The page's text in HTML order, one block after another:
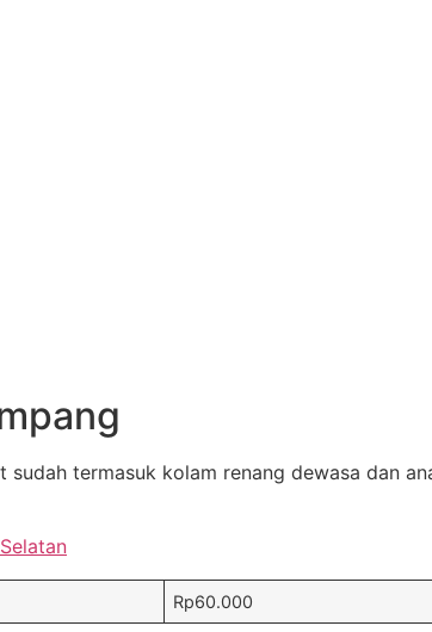
termasuk kolam renang dewasa dan
Rp60.000